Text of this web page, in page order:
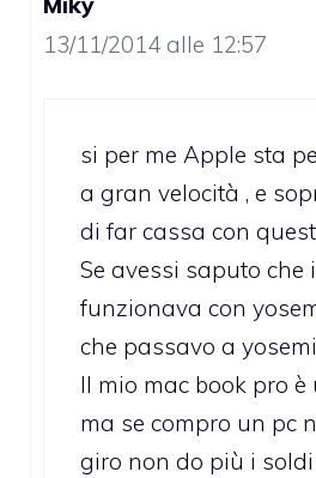
13/11/2014 alle 12:57
si per me Apple sta
a gran velocità , e
di far cassa con
Se avessi saputo che
funzionava con
che passavo a
Il mio mac book pro è
ma se compro un pc
giro non do più i soldi